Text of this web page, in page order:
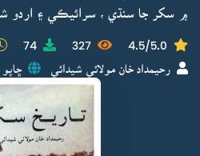
۾ سکر جا سنڌي ، سرائيڪي ۽ اردو
4.5/5.0
327
74
رحيمداد خان مولائي شيدائي